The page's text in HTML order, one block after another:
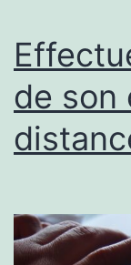
de son